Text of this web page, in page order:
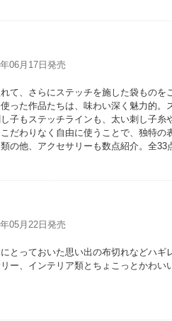
06月17日発売
て、さらにステッチを施した袋ものを
った作品たちは、味わい深く魅力的。
子もステッチラインも、太い刺し子糸
だわりなく自由に使うことで、独特の
の他、アクセサリーも数点紹介。全33
05月22日発売
とっておいた思い出の布切れなどハギ
ー、インテリア類とちょこっとかわい